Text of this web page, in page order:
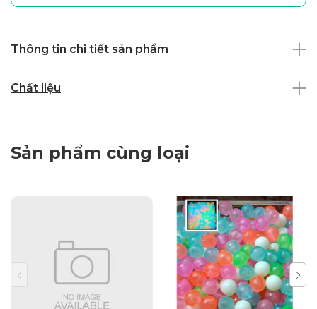
Thông tin chi tiết sản phẩm
Chất liệu
Sản phẩm cùng loại